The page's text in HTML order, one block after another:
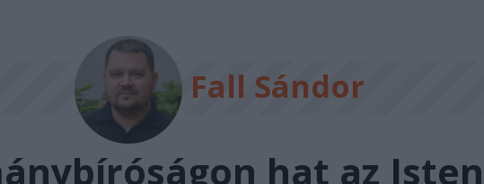
Fall Sándor
hat az